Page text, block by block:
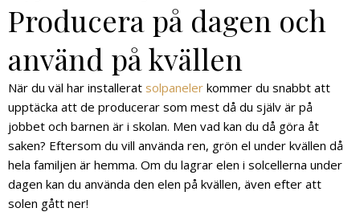
Producera på dagen och
använd på kvällen
När du väl har installerat solpaneler kommer du snabbt att
upptäcka att de producerar som mest då du själv är på
jobbet och barnen är i skolan. Men vad kan du då göra åt
saken? Eftersom du vill använda ren, grön el under kvällen då
hela familjen är hemma. Om du lagrar elen i solcellerna under
dagen kan du använda den elen på kvällen, även efter att
solen gått ner!